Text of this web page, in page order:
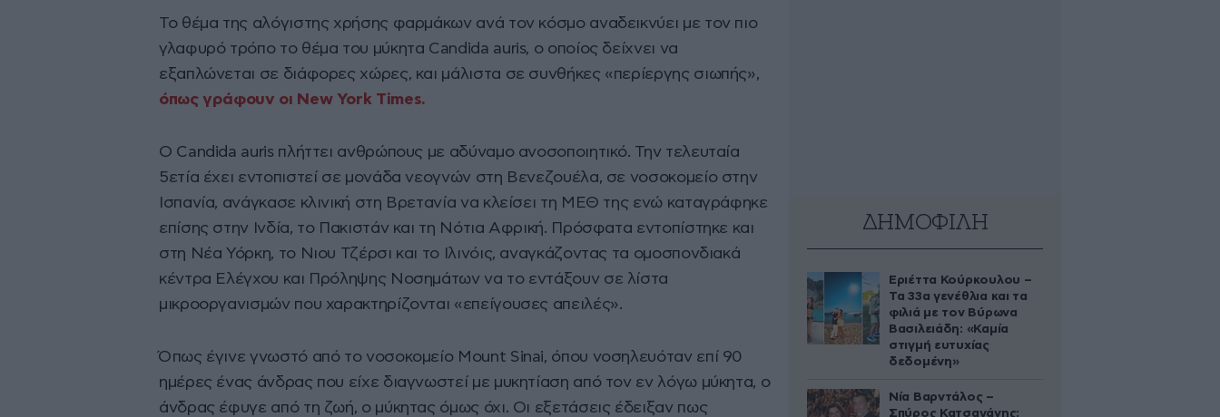
Το θέμα της αλόγιστης χρήσης φαρμάκων ανά τον κόσμο αναδεικνύει με τον πιο
γλαφυρό τρόπο το θέμα του μύκητα Candida auris, ο οποίος δείχνει να
εξαπλώνεται σε διάφορες χώρες, και μάλιστα σε συνθήκες «περίεργης σιωπής»,
όπως γράφουν οι New York Times.
Ο Candida auris πλήττει ανθρώπους με αδύναμο ανοσοποιητικό. Την τελευταία
5ετία έχει εντοπιστεί σε μονάδα νεογνών στη Βενεζουέλα, σε νοσοκομείο στην
Ισπανία, ανάγκασε κλινική στη Βρετανία να κλείσει τη ΜΕΘ της ενώ καταγράφηκε
επίσης στην Ινδία, το Πακιστάν και τη Νότια Αφρική. Πρόσφατα εντοπίστηκε και
στη Νέα Υόρκη, το Νιου Τζέρσι και το Ιλινόις, αναγκάζοντας τα ομοσπονδιακά
κέντρα Ελέγχου και Πρόληψης Νοσημάτων να το εντάξουν σε λίστα
μικροοργανισμών που χαρακτηρίζονται «επείγουσες απειλές».
Όπως έγινε γνωστό από το νοσοκομείο Mount Sinai, όπου νοσηλευόταν επί 90
ημέρες ένας άνδρας που είχε διαγνωστεί με μυκητίαση από τον εν λόγω μύκητα, ο
άνδρας έφυγε από τη ζωή, ο μύκητας όμως όχι. Οι εξετάσεις έδειξαν πως
ΔΗΜΟΦΙΛΗ
Εριέττα Κούρκουλου –
Τα 33α γενέθλια και τα
φιλιά με τον Βύρωνα
Βασιλειάδη: «Καμία
στιγμή ευτυχίας
δεδομένη»
Νία Βαρντάλος –
Σπύρος Κατσαγάνης: